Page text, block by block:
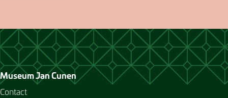
Museum Jan Cunen
Contact